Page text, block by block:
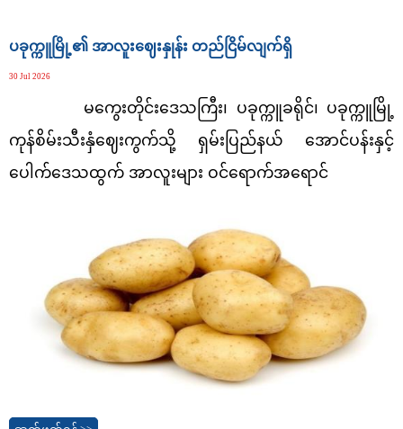
ပခုက္ကူမြို့၏ အာလူးဈေးနှုန်း တည်ငြိမ်လျက်ရှိ
30 Jul 2026
မကွေးတိုင်းဒေသကြီး၊ ပခုက္ကူခရိုင်၊ ပခုက္ကူမြို့
ကုန်စိမ်းသီးနှံဈေးကွက်သို့ ရှမ်းပြည်နယ် အောင်ပန်းနှင့်
ပေါက်ဒေသထွက် အာလူးများ ဝင်ရောက်အရောင်